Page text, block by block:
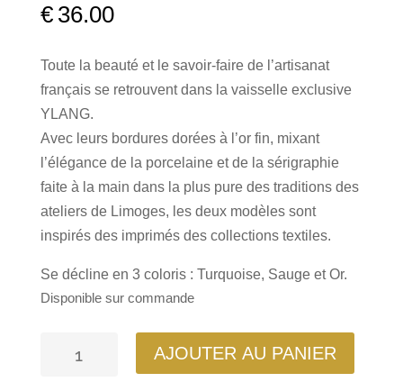
€ 36.00
Toute la beauté et le savoir-faire de l’artisanat
français se retrouvent dans la vaisselle exclusive
YLANG.
Avec leurs bordures dorées à l’or fin, mixant
l’élégance de la porcelaine et de la sérigraphie
faite à la main dans la plus pure des traditions des
ateliers de Limoges, les deux modèles sont
inspirés des imprimés des collections textiles.
Se décline en 3 coloris : Turquoise, Sauge et Or.
Disponible sur commande
AJOUTER AU PANIER